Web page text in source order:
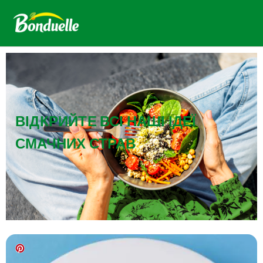
ВІДКРИЙТЕ ВСІ НАШІ ІДЕЇ
СМАЧНИХ СТРАВ